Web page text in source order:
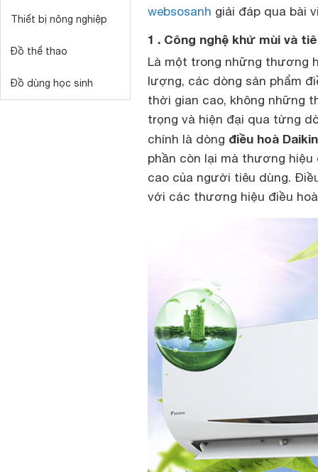
Thiết bị nông nghiệp
Đồ thể thao
Đồ dùng học sinh
websosanh giải đáp qua bài
1 . Công nghệ khử mùi và
Là một trong những thương
lượng, các dòng sản phẩm
thời gian cao, không những
trọng và hiện đại qua từng
chính là dòng điều hoà
phần còn lại mà thương
cao của người tiêu dùng.
với các thương hiệu điều